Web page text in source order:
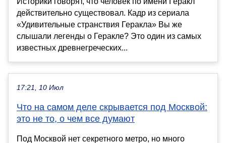
действительно существовал. Кадр из сериала
«Удивительные странствия Геракла» Вы же
слышали легенды о Геракле? Это один из самых
известных древнегреческих...
17:21, 10 Июл
Что на самом деле скрывается под Москвой:
это не то, о чем все думают
Под Москвой нет секретного метро, но много